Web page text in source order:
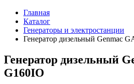
Главная
Каталог
Генераторы и электростанции
Генератор дизельный Genmac
Генератор дизельный
G160IO